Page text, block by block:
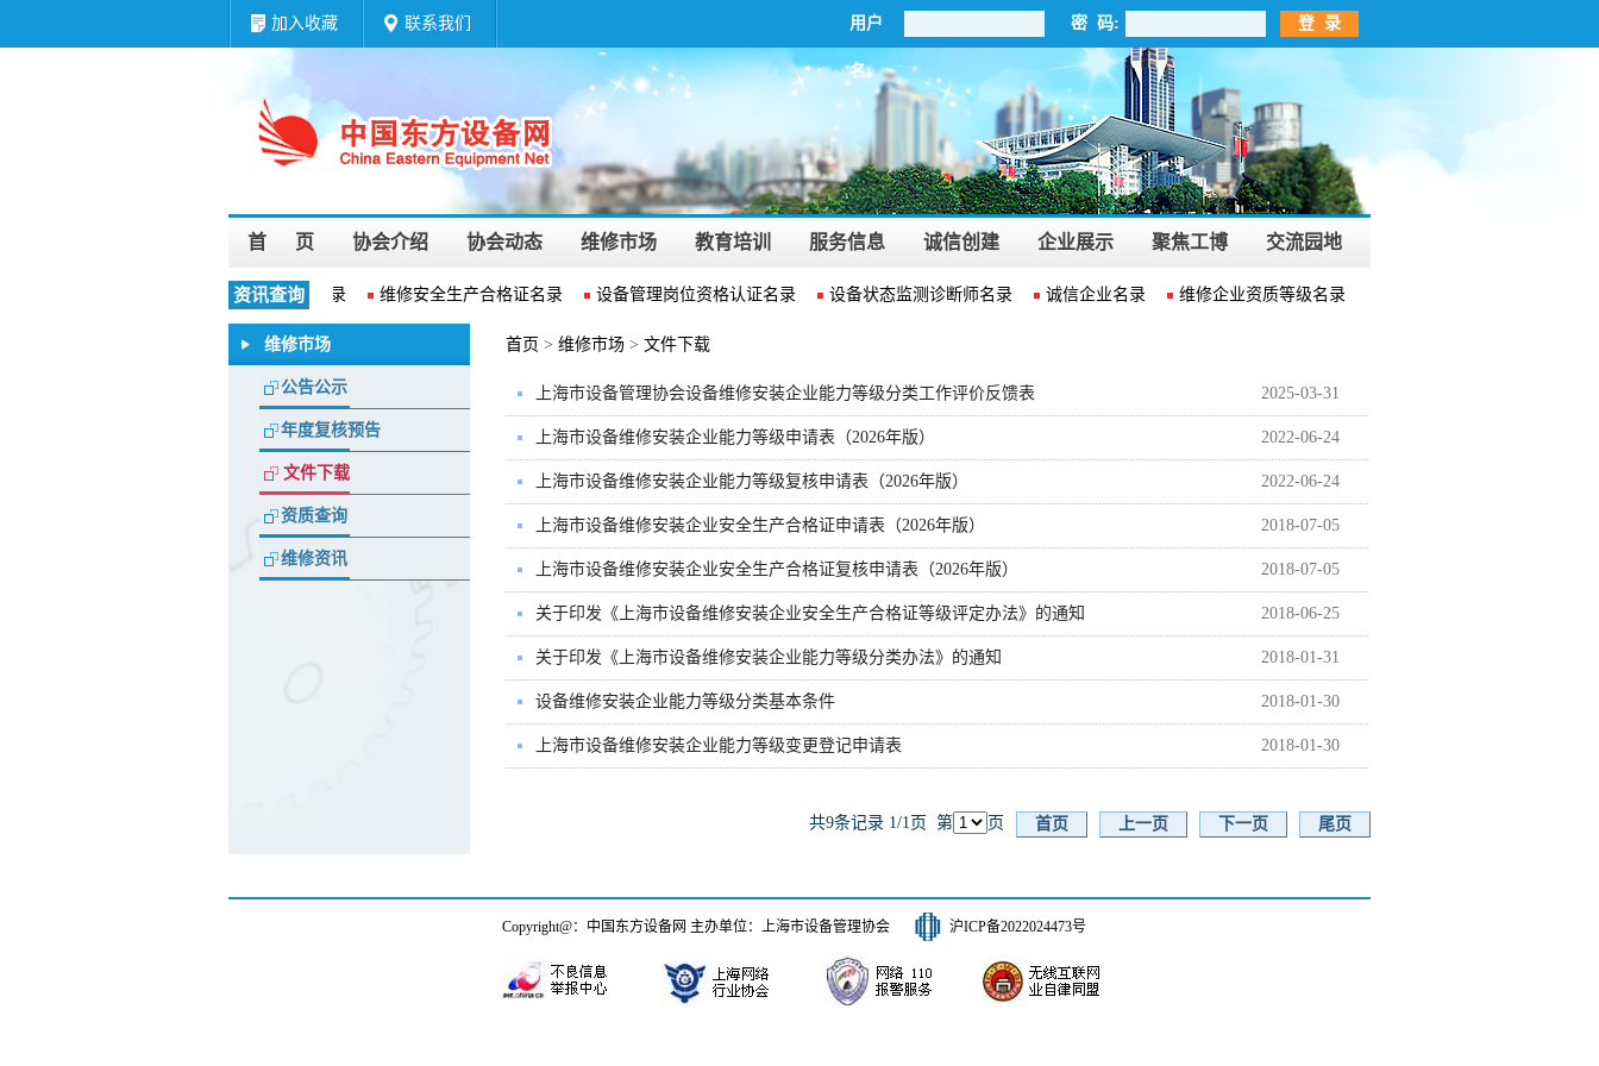
加入收藏 联系我们 登 录
用户
名:
密 码:
首 页 协会介绍 协会动态 维修市场 教育培训 服务信息 诚信创建 企业展示 聚焦工博 交流园地
资讯查询
维修企业资质等级名录 维修安全生产合格证名录 设备管理岗位资格认证名录 设备状态监测诊断师名录 诚信企业名录 维修企业资质等级名录
维修市场
公告公示
年度复核预告
文件下载
资质查询
维修资讯
首页 > 维修市场 > 文件下载
上海市设备管理协会设备维修安装企业能力等级分类工作评价反馈表 2025-03-31
上海市设备维修安装企业能力等级申请表（2026年版） 2022-06-24
上海市设备维修安装企业能力等级复核申请表（2026年版） 2022-06-24
上海市设备维修安装企业安全生产合格证申请表（2026年版） 2018-07-05
上海市设备维修安装企业安全生产合格证复核申请表（2026年版） 2018-07-05
关于印发《上海市设备维修安装企业安全生产合格证等级评定办法》的通知 2018-06-25
关于印发《上海市设备维修安装企业能力等级分类办法》的通知 2018-01-31
设备维修安装企业能力等级分类基本条件 2018-01-30
上海市设备维修安装企业能力等级变更登记申请表 2018-01-30
尾页
下一页
上一页
首页
共9条记录 1/1页 第 页
Copyright@：中国东方设备网 主办单位：上海市设备管理协会 沪ICP备2022024473号